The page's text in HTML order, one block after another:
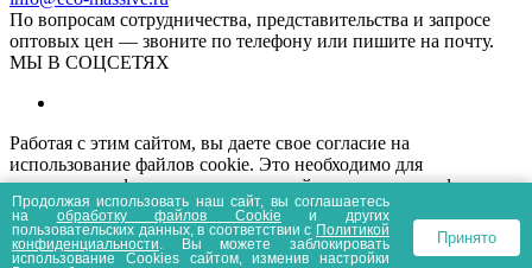
По вопросам сотрудничества, представи­тельства и запросе
оптовых цен — звоните по телефону или пишите на почту.
МЫ В СОЦСЕТЯХ
Работая с этим сайтом, вы даете свое согласие на
использование файлов cookie. Это необходимо для
нормального функционирования сайта и анализа трафика.
Информация, представленная на сайте носит
информационный характер и не является публичной офертой.
Политика конфиденциальности
Пользовательское соглашение
Продолжая использовать наш сайт, вы соглашаетесь
на обработку файлов Сookie и других
пользовательских данных, в соответствии с Политикой
конфиденциальности . Вы можете заблокировать
использование Cookies сайтом, изменив настройки
Принято